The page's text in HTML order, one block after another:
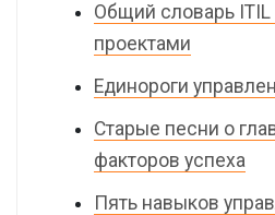
Общий словарь ITIL
проектами
Единороги
Старые песни о
факторов успеха
Пять навыков